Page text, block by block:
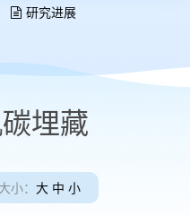
研究进展
埋藏
小： 大 中 小